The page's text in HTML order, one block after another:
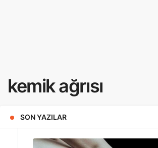
kemik ağrısı
SON YAZILAR